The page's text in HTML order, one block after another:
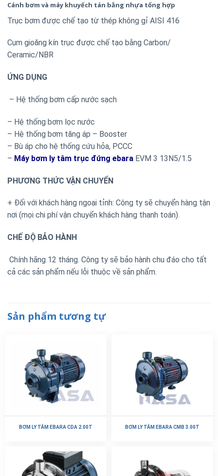
Cánh bơm và máy khuyếch tán bằng nhựa tổng hợp
Trục bơm được chế tạo từ thép không gỉ AISI 416
Cụm gioăng kín trục được chế tạo bằng Carbon/
Ceramic/NBR
ỨNG DỤNG
– Hệ thống bơm cấp nước sạch
– Hệ thống bơm lọc nước
– Hệ thống bơm tăng áp – Booster
– Bù áp cho hệ thống cứu hỏa, PCCC
– Máy bơm ly tâm trục đứng ebara EVM 3 13N5/1.5
PHƯƠNG THỨC VẬN CHUYỂN
+ Đối với khách hàng ngoại tỉnh: Công ty sẽ chuyển hàng tận
nơi (mọi chi phí vận chuyển khách hàng thanh toán).
CHẾ ĐỘ BẢO HÀNH
Chính hãng 12 tháng. Công ty sẽ bảo hành chu đáo cho tất
cả các sản phẩm nếu lỗi thuộc về sản phẩm.
Sản phẩm tương tự
BƠM LY TÂM EBARA CDA 2.00T BƠM LY TÂM EBARA CMB 3.00T